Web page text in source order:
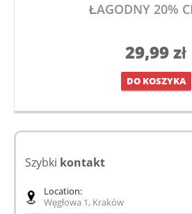
ŁAGODNY 20%
29,99zł
DO KOSZYKA
Szybki kontakt
Location:
Węgłowa 1, Kraków